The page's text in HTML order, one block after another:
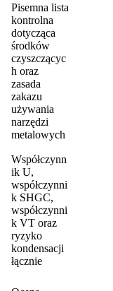
Pisemna lista
kontrolna
dotycząca
środków
czyszczącyc
h oraz
zasada
zakazu
używania
narzędzi
metalowych
Współczynn
ik U,
współczynni
k SHGC,
współczynni
k VT oraz
ryzyko
kondensacji
łącznie